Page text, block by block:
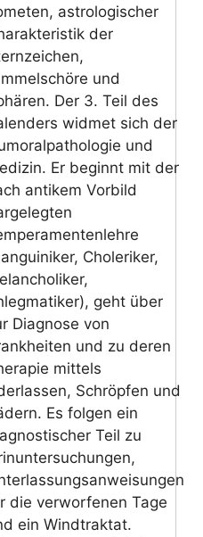
astrologischer
der
und
Der 3. Teil des
widmet sich der
und
Er beginnt mit der
antikem Vorbild
Choleriker,
geht über
Diagnose von
und zu deren
mittels
Schröpfen und
Es folgen ein
Teil zu
die verworfenen Tage
ein Windtraktat.